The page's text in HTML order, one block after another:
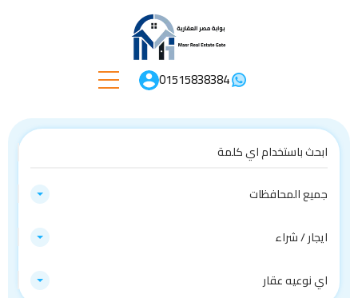
01515838384
جميع المحافظات
ايجار / شراء
اي نوعيه عقار